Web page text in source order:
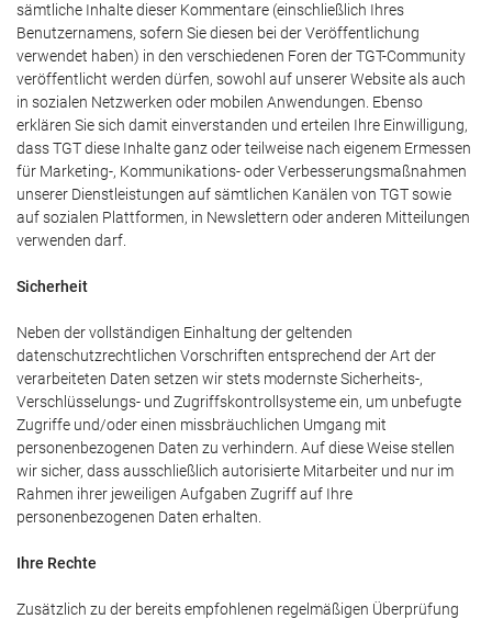
sämtliche Inhalte dieser Kommentare (einschließlich Ihres
Benutzernamens, sofern Sie diesen bei der Veröffentlichung
verwendet haben) in den verschiedenen Foren der TGT-Community
veröffentlicht werden dürfen, sowohl auf unserer Website als auch
in sozialen Netzwerken oder mobilen Anwendungen. Ebenso
erklären Sie sich damit einverstanden und erteilen Ihre Einwilligung,
dass TGT diese Inhalte ganz oder teilweise nach eigenem Ermessen
für Marketing-, Kommunikations- oder Verbesserungsmaßnahmen
unserer Dienstleistungen auf sämtlichen Kanälen von TGT sowie
auf sozialen Plattformen, in Newslettern oder anderen Mitteilungen
verwenden darf.
Sicherheit
Neben der vollständigen Einhaltung der geltenden
datenschutzrechtlichen Vorschriften entsprechend der Art der
verarbeiteten Daten setzen wir stets modernste Sicherheits-,
Verschlüsselungs- und Zugriffskontrollsysteme ein, um unbefugte
Zugriffe und/oder einen missbräuchlichen Umgang mit
personenbezogenen Daten zu verhindern. Auf diese Weise stellen
wir sicher, dass ausschließlich autorisierte Mitarbeiter und nur im
Rahmen ihrer jeweiligen Aufgaben Zugriff auf Ihre
personenbezogenen Daten erhalten.
Ihre Rechte
Zusätzlich zu der bereits empfohlenen regelmäßigen Überprüfung